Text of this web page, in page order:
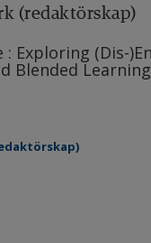
(redaktörskap)
: Exploring (Dis-
Blended Learning